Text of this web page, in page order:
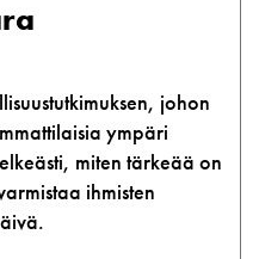
johon
ympäri
miten tärkeää on
ihmisten